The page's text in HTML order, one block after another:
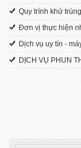
Quy trình khử
Đơn vị thực hiện
Dịch vụ uy tín -
DỊCH VỤ PHUN